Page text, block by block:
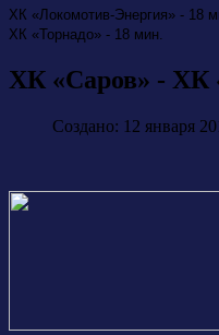
ХК «Локомотив-Энергия» - 18
ХК «Торнадо» - 18 мин.
ХК «Саров» - ХК
Создано: 12 января